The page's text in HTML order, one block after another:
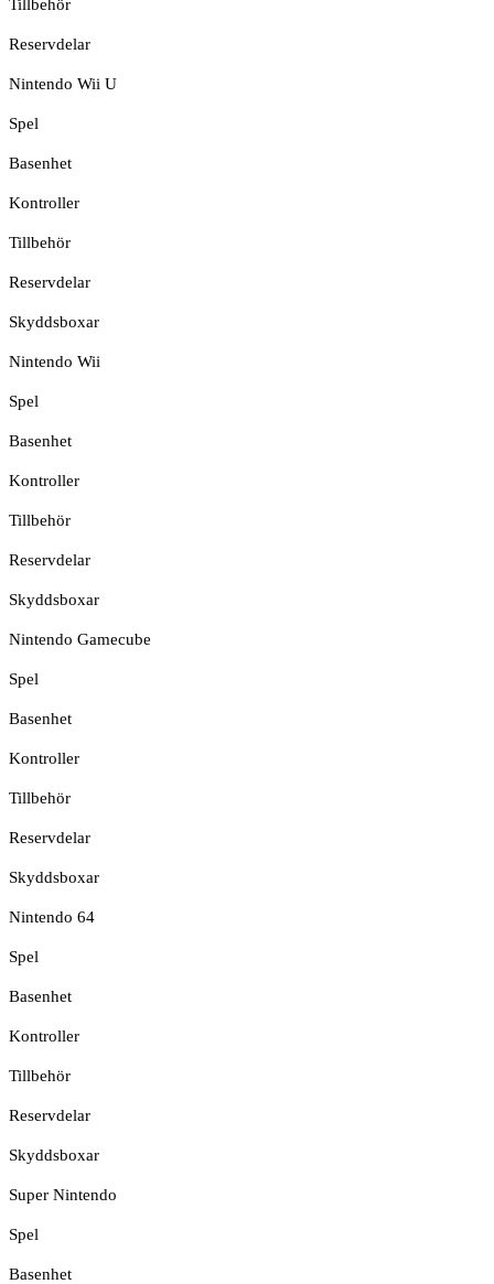
Tillbehör
Reservdelar
Nintendo Wii U
Spel
Basenhet
Kontroller
Tillbehör
Reservdelar
Skyddsboxar
Nintendo Wii
Spel
Basenhet
Kontroller
Tillbehör
Reservdelar
Skyddsboxar
Nintendo Gamecube
Spel
Basenhet
Kontroller
Tillbehör
Reservdelar
Skyddsboxar
Nintendo 64
Spel
Basenhet
Kontroller
Tillbehör
Reservdelar
Skyddsboxar
Super Nintendo
Spel
Basenhet